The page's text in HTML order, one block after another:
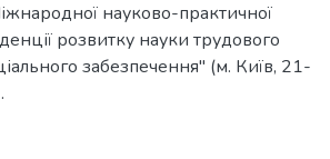
науково-практичної
розвитку науки трудового
забезпечення" (м. Київ, 21-